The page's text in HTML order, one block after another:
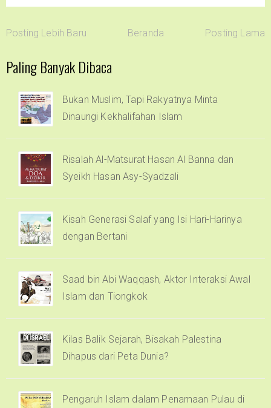
Posting Lebih Baru Beranda Posting Lama
Paling Banyak Dibaca
Bukan Muslim, Tapi Rakyatnya Minta
Dinaungi Kekhalifahan Islam
Risalah Al-Matsurat Hasan Al Banna dan
Syeikh Hasan Asy-Syadzali
Kisah Generasi Salaf yang Isi Hari-Harinya
dengan Bertani
Saad bin Abi Waqqash, Aktor Interaksi Awal
Islam dan Tiongkok
Kilas Balik Sejarah, Bisakah Palestina
Dihapus dari Peta Dunia?
Pengaruh Islam dalam Penamaan Pulau di